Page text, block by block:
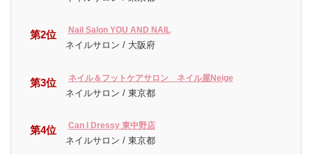
第2位 Nail Salon YOU AND NAIL
ネイルサロン / 大阪府
第3位 ネイル＆フットケアサロン ネイル屋Neige
ネイルサロン / 東京都
第4位 Can I Dressy 東中野店
ネイルサロン / 東京都